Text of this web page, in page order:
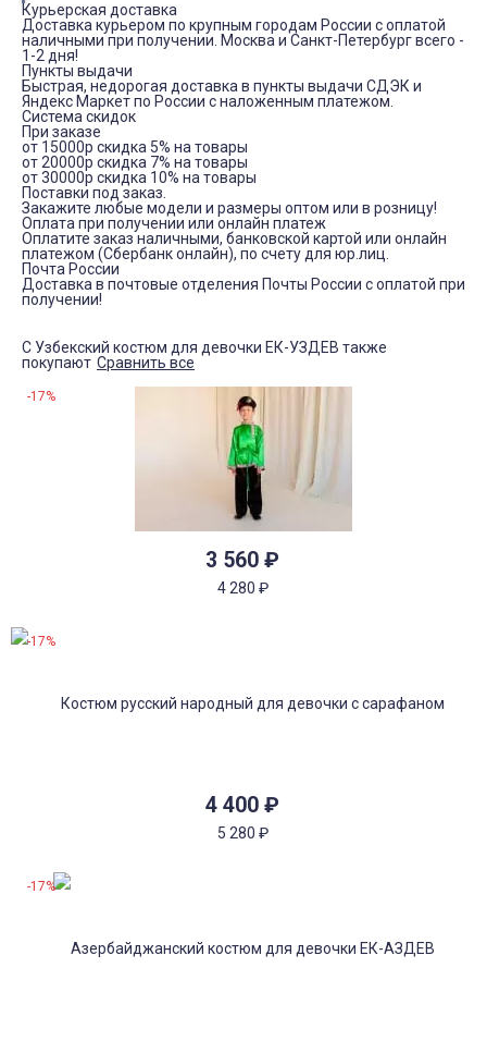
Курьерская доставка
Доставка курьером по крупным городам России с оплатой
наличными при получении. Москва и Санкт-Петербург всего -
1-2 дня!
Пункты выдачи
Быстрая, недорогая доставка в пункты выдачи СДЭК и
Яндекс Маркет по России с наложенным платежом.
Система скидок
При заказе
от 15000р скидка 5% на товары
от 20000р скидка 7% на товары
от 30000р скидка 10% на товары
Поставки под заказ.
Закажите любые модели и размеры оптом или в розницу!
Оплата при получении или онлайн платеж
Оплатите заказ наличными, банковской картой или онлайн
платежом (Сбербанк онлайн), по счету для юр.лиц.
Почта России
Доставка в почтовые отделения Почты России с оплатой при
получении!
С Узбекский костюм для девочки ЕК-УЗДЕВ также
покупают Сравнить все
3 560 ₽
4 280 ₽
-17%
4 400 ₽
5 280 ₽
-17%
-17%